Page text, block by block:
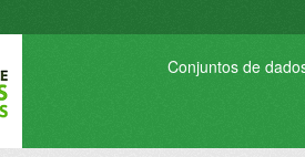
Conjuntos de